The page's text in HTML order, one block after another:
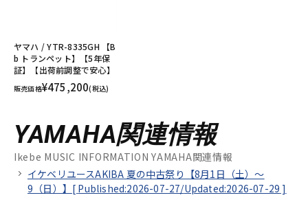
ヤマハ / YTR-8335GH 【B
b トランペット】【5年保
証】【出荷前調整で安心】
販売価格¥475,200(税込)
YAMAHA関連情報
Ikebe MUSIC INFORMATION YAMAHA関連情報
イケベリユースAKIBA 夏の中古祭り【8月1日（土）～
9（日）】[ Published:2026-07-27/Updated:2026-07-29 ]